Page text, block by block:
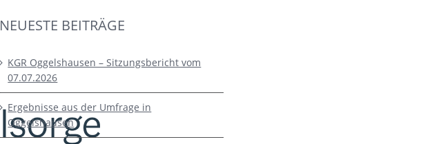
NEUESTE BEITRÄGE
KGR Oggelshausen – Sitzungsbericht vom
07.07.2026
Ergebnisse aus der Umfrage in
Oggelshausen